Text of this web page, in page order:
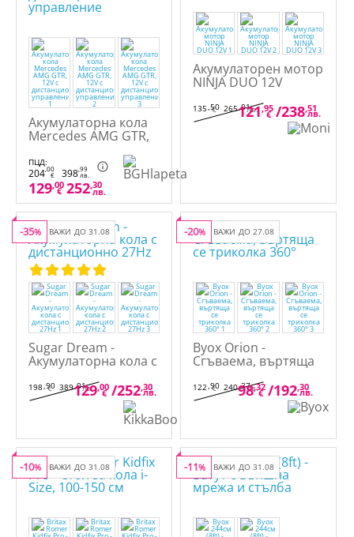
Акумулаторна кола
Mercedes AMG GTR,
управление
ПЦД:
204,00
€ 398,99
лв.
129,00
€ 252,30
лв.
Акумулаторен мотор
NINJA DUO 12V
135,50
€ 265,01лв.
121,95
€ /238,51
лв.
ВАЖИ ДО 31.08
-35%
Sugar Dream -
Акумулаторна кола с
дистанционно 27Hz
198,90
€ 389,01лв.
129,00
€ /252,30
лв.
ВАЖИ ДО 27.08
-20%
Byox Orion -
Сгъваема, въртяща
се триколка 360°
122,90
€ 240,37лв.
98,32
€ /192,30
лв.
ВАЖИ ДО 31.08
-10% ВАЖИ ДО 31.08
-11%